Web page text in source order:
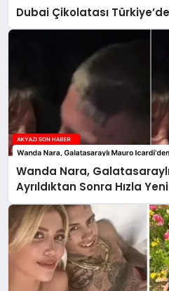
Dubai Çikolatası
Wanda Nara,
Ayrıldıktan Sonra Hızla